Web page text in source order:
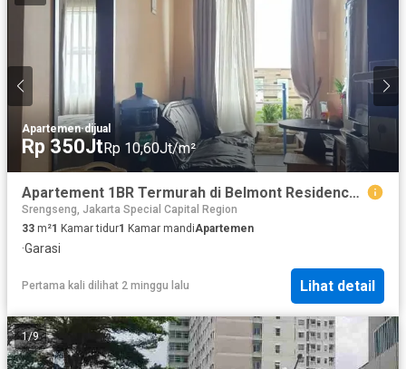
Apartemen·dijual
Rp 350JtRp 10,60Jt/m²
Apartement 1BR Termurah di Belmont Residence Kebon Jeruk
Srengseng, Jakarta Special Capital Region
33 m²1 Kamar tidur1 Kamar mandiApartemen
·Garasi
Pertama kali dilihat 2 minggu lalu Lihat detail
1/9